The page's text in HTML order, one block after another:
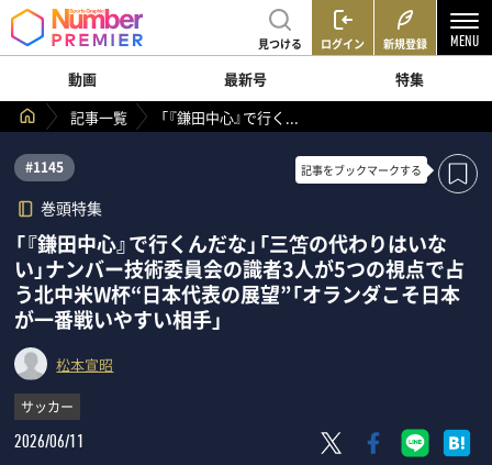
見つける ログイン 新規登録
動画 最新号
特集
記事一覧
「『鎌田中心』で行く...
#1145
巻頭特集
記事をブックマークする
「『鎌田中心』で行くんだな」「三笘の代わりはいな
い」ナンバー技術委員会の識者3人が5つの視点で占
う北中米W杯“日本代表の展望”「オランダこそ日本
が一番戦いやすい相手」
松本宣昭
サッカー
2026/06/11